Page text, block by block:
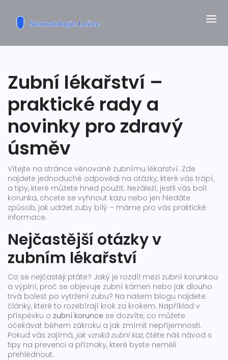
Zubní lékařství –
praktické rady a
novinky pro zdravý
úsměv
Vítejte na stránce věnované zubnímu lékařství. Zde
najdete jednoduché odpovědi na otázky, které vás trápí,
a tipy, které můžete hned použít. Nezáleží, jestli vás bolí
korunka, chcete se vyhnout kazu nebo jen hledáte
způsob, jak udržet zuby bílý – máme pro vás praktické
informace.
Nejčastější otázky v
zubním lékařství
Co se nejčastěji ptáte? Jaký je rozdíl mezi zubní korunkou
a výplní, proč se objevuje zubní kámen nebo jak dlouho
trvá bolest po vytržení zubu? Na našem blogu najdete
články, které to rozebírají krok za krokem. Například v
příspěvku o zubní korunce se dozvíte, co můžete
očekávat během zákroku a jak zmírnit nepříjemnosti.
Pokud vás zajímá, jak vzniká zubní kaz, čtěte náš návod s
tipy na prevenci a příznaky, které byste neměli
přehlédnout.